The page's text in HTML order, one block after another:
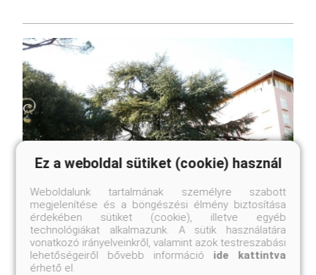
Kék atlasz cédrus
Ez a weboldal sütiket (cookie) használ
Weboldalunk tartalmának személyre szabott
megjelenítése és a böngészési élmény biztosítása
érdekében sütiket (cookie), illetve egyéb
technológiákat alkalmazunk. A sütik használatára
vonatkozó irányelveinkről, valamint azok testreszabási
lehetőségeiről bővebb információ ide kattintva
érhető el.